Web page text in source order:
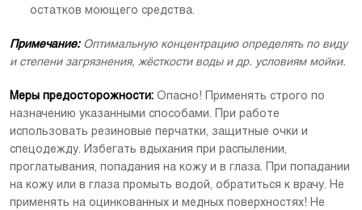
остатков моющего средства.
Примечание: Оптимальную концентрацию определять по виду
и степени загрязнения, жёсткости воды и др. условиям мойки.
Меры предосторожности: Опасно! Применять строго по
назначению указанными способами. При работе
использовать резиновые перчатки, защитные очки и
спецодежду. Избегать вдыхания при распылении,
проглатывания, попадания на кожу и в глаза. При попадании
на кожу или в глаза промыть водой, обратиться к врачу. Не
применять на оцинкованных и медных поверхностях! Не